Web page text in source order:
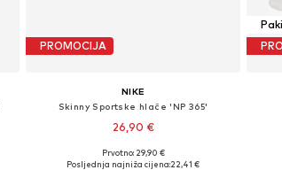
PROMOCIJA
NIKE
Skinny Sportske hlače 'NP 365'
26,90 €
+ 3
Dostupne veličine: S, M, L, XL
Prvotno: 29,90 €
Posljednja najniža cijena:22,41 €